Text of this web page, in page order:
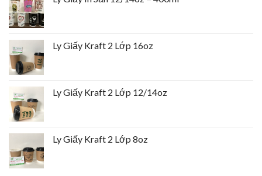
Ly Giấy Kraft 2 Lớp 16oz
Ly Giấy Kraft 2 Lớp 12/14oz
Ly Giấy Kraft 2 Lớp 8oz